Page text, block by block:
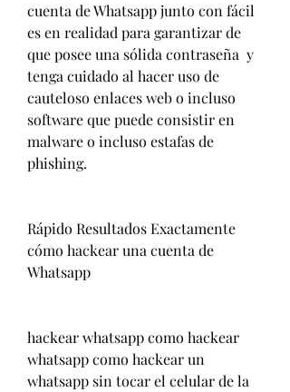
cuenta de Whatsapp junto con fácil
es en realidad para garantizar de
que posee una sólida contraseña  y
tenga cuidado al hacer uso de
cauteloso enlaces web o incluso
software que puede consistir en
malware o incluso estafas de
phishing.
Rápido Resultados Exactamente
cómo hackear una cuenta de
Whatsapp
hackear whatsapp como hackear
whatsapp como hackear un
whatsapp sin tocar el celular de la